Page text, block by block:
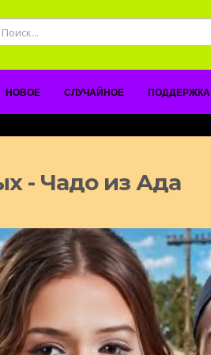
НОВОЕ СЛУЧАЙНОЕ ПОДДЕРЖКА
- Чадо из Ада